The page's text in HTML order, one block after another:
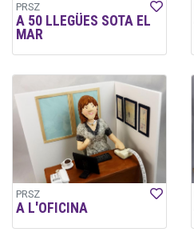
PRSZ
A 50 LLEGÜES SOTA EL
MAR
PRSZ
A L'OFICINA